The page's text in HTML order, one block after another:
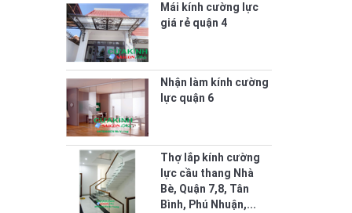
Mái kính cường lực
giá rẻ quận 4
Nhận làm kính cường
lực quận 6
Thợ lắp kính cường
lực cầu thang Nhà
Bè, Quận 7,8, Tân
Bình, Phú Nhuận,...